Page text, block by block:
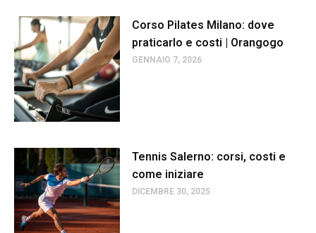
Corso Pilates Milano: dove
praticarlo e costi | Orangogo
GENNAIO 7, 2026
Tennis Salerno: corsi, costi e
come iniziare
DICEMBRE 30, 2025